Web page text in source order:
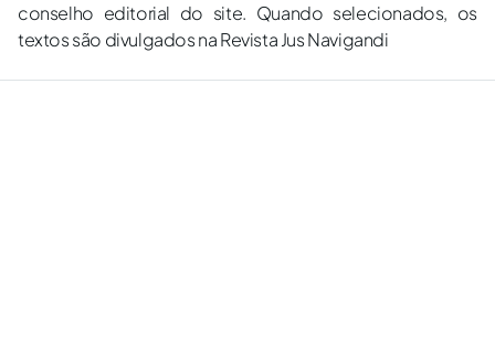
conselho editorial do site. Quando selecionados, os
textos são divulgados na Revista Jus Navigandi